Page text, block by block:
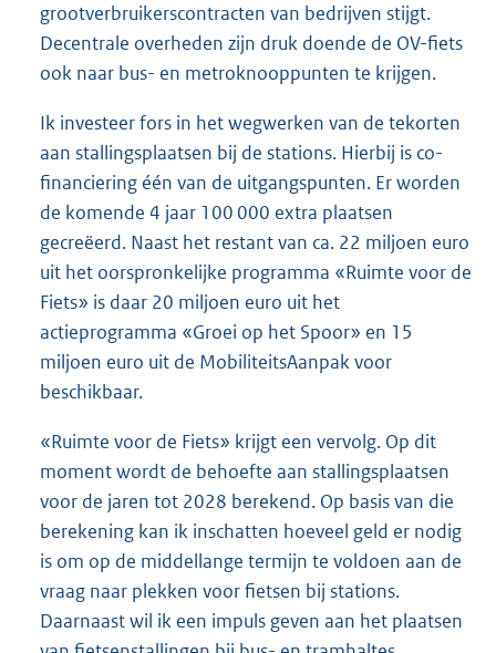
grootverbruikerscontracten van bedrijven stijgt.
Decentrale overheden zijn druk doende de OV-fiets
ook naar bus- en metroknooppunten te krijgen.
Ik investeer fors in het wegwerken van de tekorten
aan stallingsplaatsen bij de stations. Hierbij is co-
financiering één van de uitgangspunten. Er worden
de komende 4 jaar 100 000 extra plaatsen
gecreëerd. Naast het restant van ca. 22 miljoen euro
uit het oorspronkelijke programma «Ruimte voor de
Fiets» is daar 20 miljoen euro uit het
actieprogramma «Groei op het Spoor» en 15
miljoen euro uit de MobiliteitsAanpak voor
beschikbaar.
«Ruimte voor de Fiets» krijgt een vervolg. Op dit
moment wordt de behoefte aan stallingsplaatsen
voor de jaren tot 2028 berekend. Op basis van die
berekening kan ik inschatten hoeveel geld er nodig
is om op de middellange termijn te voldoen aan de
vraag naar plekken voor fietsen bij stations.
Daarnaast wil ik een impuls geven aan het plaatsen